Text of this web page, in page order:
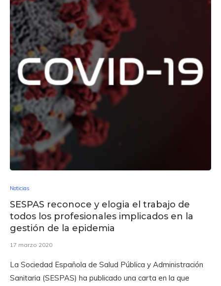
Noticias
SESPAS reconoce y elogia el trabajo de
todos los profesionales implicados en la
gestión de la epidemia
17 marzo 2020
La Sociedad Española de Salud Pública y Administración
Sanitaria (SESPAS) ha publicado una carta en la que